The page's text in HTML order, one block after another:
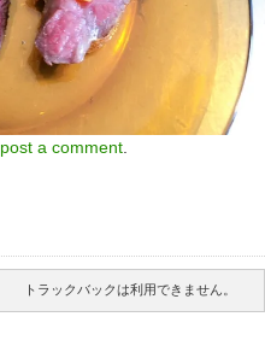
post a comment.
トラックバックは利用できません。